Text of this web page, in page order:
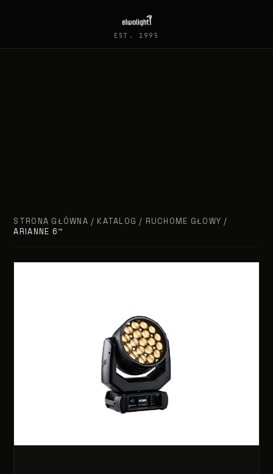
EST. 1995
STRONA GŁÓWNA / KATALOG / RUCHOME GŁOWY /
ARIANNE 6™